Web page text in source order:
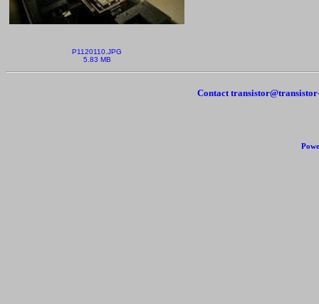
P1120110.JPG
5.83 MB
Contact